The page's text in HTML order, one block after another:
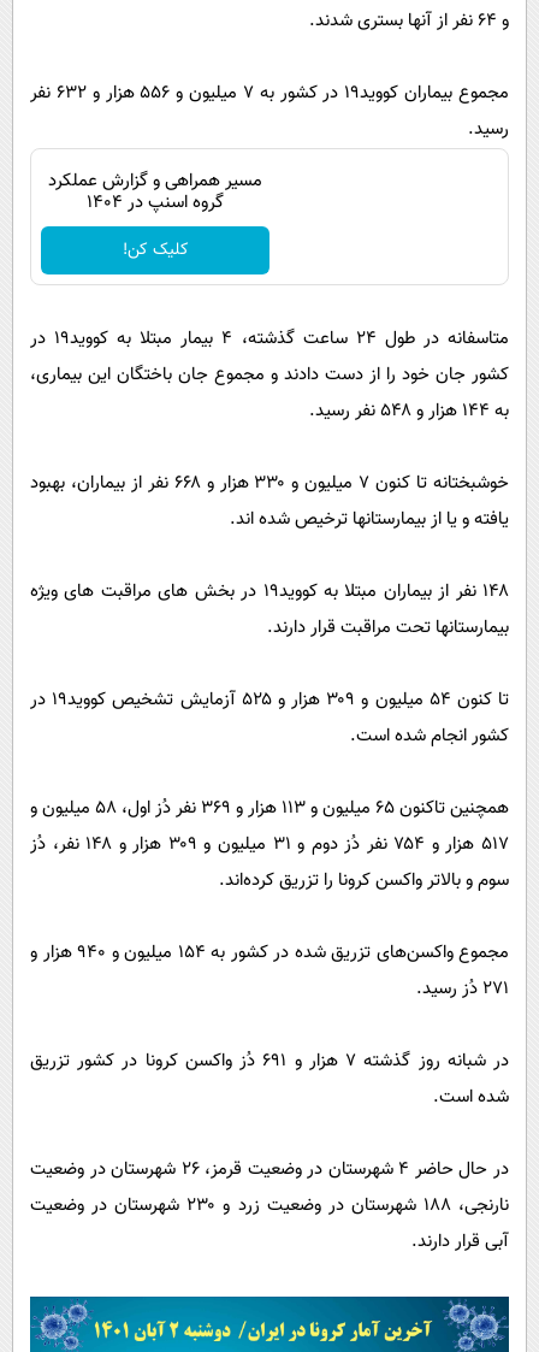
فرهنگی
اجتماعی
حیات وحش
سیاست خارجی
و ۶۴ نفر از آنها بستری شدند.
مجموع بیماران کووید۱۹ در کشور به ۷ میلیون و ۵۵۶ هزار و ۶۳۲ نفر
رسید.
مسیر همراهی و گزارش عملکرد
گروه اسنپ در ۱۴۰۴
کلیک کن!
متاسفانه در طول ۲۴ ساعت گذشته، ۴ بیمار مبتلا به کووید۱۹ در
کشور جان خود را از دست دادند و مجموع جان باختگان این بیماری،
به ۱۴۴ هزار و ۵۴۸ نفر رسید.
خوشبختانه تا کنون ۷ میلیون و ۳۳۰ هزار و ۶۶۸ نفر از بیماران، بهبود
یافته و یا از بیمارستانها ترخیص شده اند.
۱۴۸ نفر از بیماران مبتلا به کووید۱۹ در بخش های مراقبت های ویژه
بیمارستانها تحت مراقبت قرار دارند.
تا کنون ۵۴ میلیون و ۳۰۹ هزار و ۵۲۵ آزمایش تشخیص کووید۱۹ در
کشور انجام شده است.
همچنین تاکنون ۶۵ میلیون و ۱۱۳ هزار و ۳۶۹ نفر دُز اول، ۵۸ میلیون و
۵۱۷ هزار و ۷۵۴ نفر دُز دوم و ۳۱ میلیون و ۳۰۹ هزار و ۱۴۸ نفر، دُز
سوم و بالاتر واکسن کرونا را تزریق کرده‌اند.
مجموع واکسن‌های تزریق شده در کشور به ۱۵۴ میلیون و ۹۴۰ هزار و
۲۷۱ دُز رسید.
در شبانه روز گذشته ۷ هزار و ۶۹۱ دُز واکسن کرونا در کشور تزریق
شده است.
در حال حاضر ۴ شهرستان در وضعیت قرمز، ۲۶ شهرستان در وضعیت
نارنجی، ۱۸۸ شهرستان در وضعیت زرد و ۲۳۰ شهرستان در وضعیت
آبی قرار دارند.